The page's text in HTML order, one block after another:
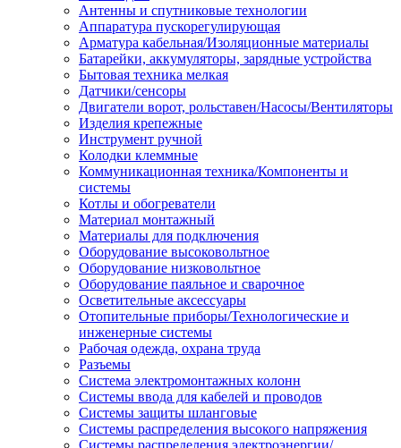
Антенны и спутниковые технологии
Аппаратура пускорегулирующая
Арматура кабельная/Изоляционные материалы
Батарейки, аккумуляторы, зарядные устройства
Бытовая техника мелкая
Датчики/сенсоры
Двигатели ворот, рольставен/Насосы/Вентиляторы
Изделия крепежные
Инструмент ручной
Колодки клеммные
Коммуникационная техника/Компоненты и
системы
Котлы и обогреватели
Материал монтажный
Материалы для подключения
Оборудование высоковольтное
Оборудование низковольтное
Оборудование паяльное и сварочное
Осветительные аксессуары
Отопительные приборы/Технологические и
инженерные системы
Рабочая одежда, охрана труда
Разъемы
Система электромонтажных колонн
Системы ввода для кабелей и проводов
Системы защиты шланговые
Системы распределения высокого напряжения
Системы распределения электроэнергии/